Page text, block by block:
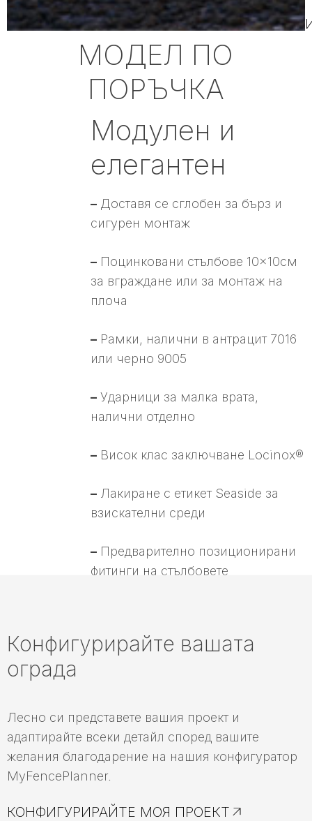
МОДЕЛ ПО
ПОРЪЧКА
Модулен и
елегантен
– Доставя се сглобен за бърз и
сигурен монтаж
– Поцинковани стълбове 10×10см
за вграждане или за монтаж на
плоча
– Рамки, налични в антрацит 7016
или черно 9005
– Ударници за малка врата,
налични отделно
– Висок клас заключване Locinox®
– Лакиране с етикет Seaside за
взискателни среди
– Предварително позиционирани
фитинги на стълбовете
Конфигурирайте вашата
ограда
Лесно си представете вашия проект и
адаптирайте всеки детайл според вашите
желания благодарение на нашия конфигуратор
MyFencePlanner.
КОНФИГУРИРАЙТЕ МОЯ ПРОЕКТ